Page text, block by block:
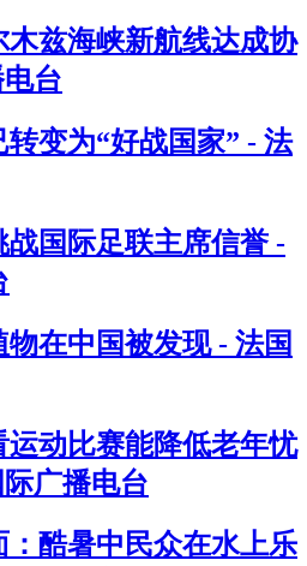
兹海峡新航线达成协
台
变为“好战国家” - 法
国际足联主席信誉 -
在中国被发现 - 法国
运动比赛能降低老年忧
广播电台
酷暑中民众在水上乐